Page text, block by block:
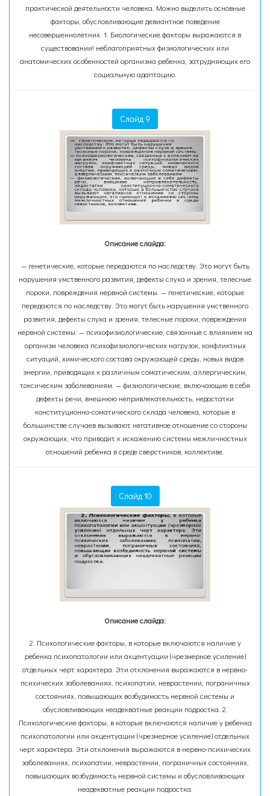
практической деятельности человека. Можно выделить основные
факторы, обусловливающие девиантное поведение
несовершеннолетних. 1. Биологические факторы выражаются в
существовании! неблагоприятных физиологических или
анатомических особенностей организма ребенка, затрудняющих его
социальную адаптацию.
Слайд 9
Описание слайда:
— генетические, которые передаются по наследству. Это могут быть
нарушения умственного развития, дефекты слуха и зрения, телесные
пороки, повреждения нервной системы. — генетические, которые
передаются по наследству. Это могут быть нарушения умственного
развития, дефекты слуха и зрения, телесные пороки, повреждения
нервной системы. — психофизиологические, связанные с влиянием на
организм человека психофизиологических нагрузок, конфликтных
ситуаций, химического состава окружающей среды, новых видов
энергии, приводящих к различным соматическим, аллергическим,
токсическим заболеваниям. — физиологические, включающие в себя
дефекты речи, внешнюю непривлекательность, недостатки
конституционно-соматического склада человека, которые в
большинстве случаев вызывают негативное отношение со стороны
окружающих, что приводит к искажению системы межличностных
отношений ребенка в среде сверстников, коллективе.
Слайд 10
Описание слайда:
2. Психологические факторы, в которые включаются наличие у
ребенка психопатологии или акцентуации (чрезмерное усиление)
отдельных черт характера. Эти отклонения выражаются в нервно-
психических заболеваниях, психопатии, неврастении, пограничных
состояниях, повышающих возбудимость нервной системы и
обусловливающих неадекватные реакции подростка. 2.
Психологические факторы, в которые включаются наличие у ребенка
психопатологии или акцентуации (чрезмерное усиление) отдельных
черт характера. Эти отклонения выражаются в нервно-психических
заболеваниях, психопатии, неврастении, пограничных состояниях,
повышающих возбудимость нервной системы и обусловливающих
неадекватные реакции подростка.